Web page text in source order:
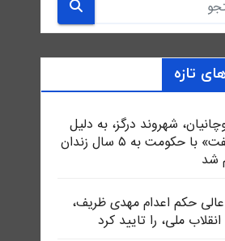
تازه
شهروند درگز، به دلیل
«مخالفت» با حکومت به ۵ سال زندان
شد
حکم اعدام مهدی ظریف،
انقلاب ملی، را تایید کرد